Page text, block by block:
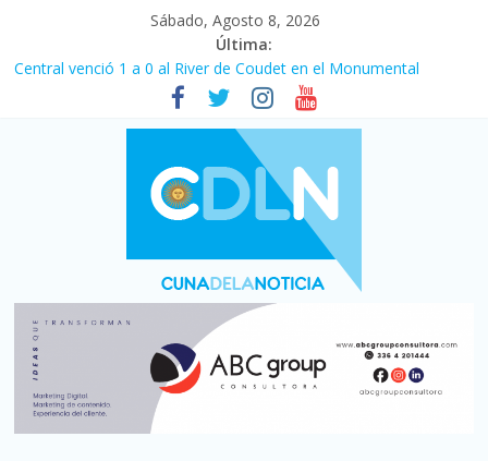
Sábado, Agosto 8, 2026
Última:
Central venció 1 a 0 al River de Coudet en el Monumental
La morosidad alcanzó su nivel más alto en dos décadas y ya
afecta a 400 mil deudores en Santa Fe
Desde que asumió Milei cerraron 41.000 kioscos: el sector
denuncia crisis como en 2001
Vacaciones de invierno con más movimiento y consumo
turístico: 4,6 millones de personas viajaron por el país, un 5,9%
Fuerte caída de la venta de autos usados en julio: bajó un 12,6%